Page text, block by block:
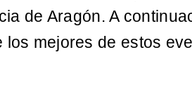
de Aragón. A
mejores de estos